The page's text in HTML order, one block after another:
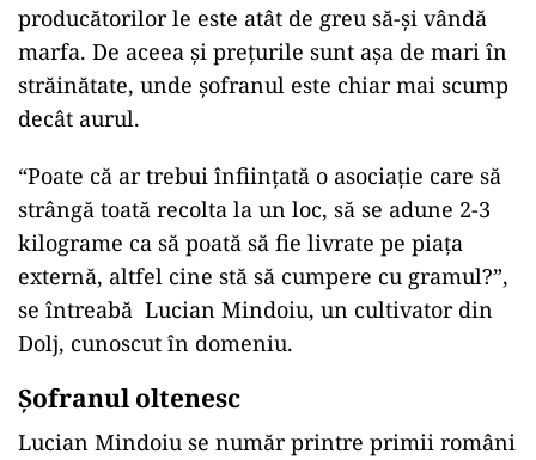
producătorilor le este atât de greu să-și vândă
marfa. De aceea și prețurile sunt așa de mari în
străinătate, unde șofranul este chiar mai scump
decât aurul.
“Poate că ar trebui înființată o asociație care să
strângă toată recolta la un loc, să se adune 2-3
kilograme ca să poată să fie livrate pe piața
externă, altfel cine stă să cumpere cu gramul?”,
se întreabă Lucian Mindoiu, un cultivator din
Dolj, cunoscut în domeniu.
Șofranul oltenesc
Lucian Mindoiu se număr printre primii români